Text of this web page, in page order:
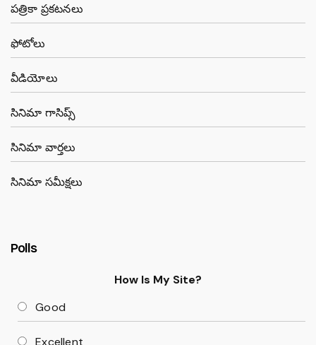
పత్రికా ప్రకటనలు
ఫోటోలు
వీడియోలు
సినిమా గాసిప్స్
సినిమా వార్తలు
సినిమా సమీక్షలు
Polls
How Is My Site?
Good
Excellent